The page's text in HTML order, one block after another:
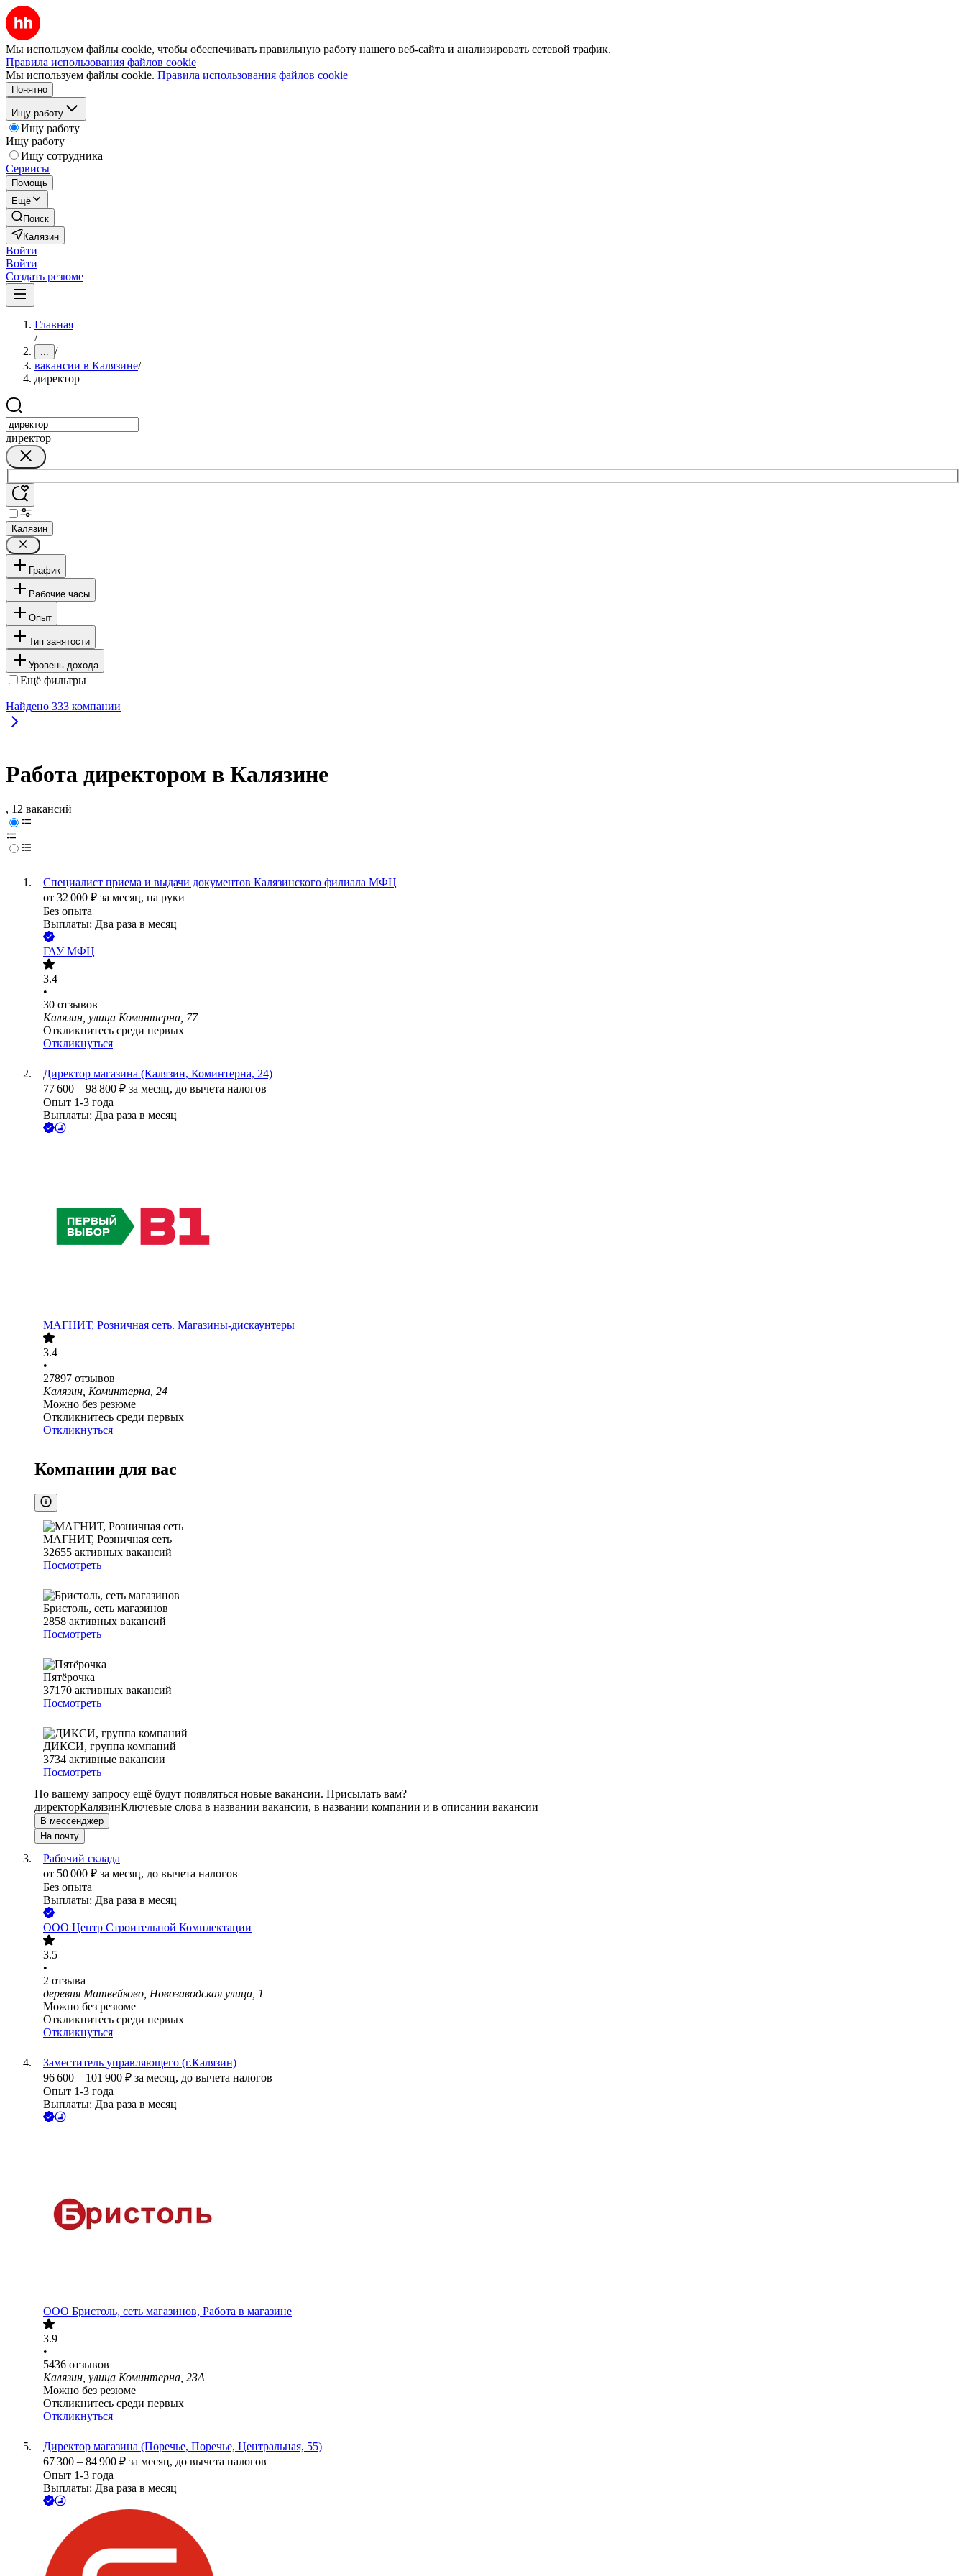
Мы используем файлы cookie, чтобы обеспечивать правильную работу нашего веб-сайта и анализировать сетевой трафик.
Правила использования файлов cookie
Мы используем файлы cookie. Правила использования файлов cookie
Понятно
Ищу работу
Ищу работу
Ищу работу
Ищу сотрудника
Сервисы
Помощь
Ещё
Поиск
Калязин
Войти
Войти
Создать резюме
Главная
/
... /
вакансии в Калязине/
директор
директор
Калязин
График
Рабочие часы
Опыт
Тип занятости
Уровень дохода
Ещё фильтры
Найдено 333 компании
Работа директором в Калязине
, 12 вакансий
Специалист приема и выдачи документов Калязинского филиала МФЦ
от 32 000 ₽ за месяц, на руки
Без опыта
Выплаты: Два раза в месяц
ГАУ МФЦ
3.4
•
30 отзывов
Калязин, улица Коминтерна, 77
Откликнитесь среди первых
Откликнуться
Директор магазина (Калязин, Коминтерна, 24)
77 600 – 98 800 ₽ за месяц, до вычета налогов
Опыт 1-3 года
Выплаты: Два раза в месяц
МАГНИТ, Розничная сеть. Магазины-дискаунтеры
3.4
•
27897 отзывов
Калязин, Коминтерна, 24
Можно без резюме
Откликнитесь среди первых
Откликнуться
Компании для вас
МАГНИТ, Розничная сеть
32655 активных вакансий
Посмотреть
Бристоль, сеть магазинов
2858 активных вакансий
Посмотреть
Пятёрочка
37170 активных вакансий
Посмотреть
ДИКСИ, группа компаний
3734 активные вакансии
Посмотреть
По вашему запросу ещё будут появляться новые вакансии. Присылать вам?
директорКалязинКлючевые слова в названии вакансии, в названии компании и в описании вакансии
В мессенджер
На почту
Рабочий склада
от 50 000 ₽ за месяц, до вычета налогов
Без опыта
Выплаты: Два раза в месяц
ООО Центр Строительной Комплектации
3.5
•
2 отзыва
деревня Матвейково, Новозаводская улица, 1
Можно без резюме
Откликнитесь среди первых
Откликнуться
Заместитель управляющего (г.Калязин)
96 600 – 101 900 ₽ за месяц, до вычета налогов
Опыт 1-3 года
Выплаты: Два раза в месяц
ООО Бристоль, сеть магазинов, Работа в магазине
3.9
•
5436 отзывов
Калязин, улица Коминтерна, 23А
Можно без резюме
Откликнитесь среди первых
Откликнуться
Директор магазина (Поречье, Поречье, Центральная, 55)
67 300 – 84 900 ₽ за месяц, до вычета налогов
Опыт 1-3 года
Выплаты: Два раза в месяц